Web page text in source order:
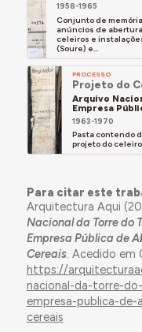
1958-1965
Conjunto de
anúncios de
celeiros e
(Soure) e...
PROCESSO
Projeto do
Arquivo
Empresa
1963-1970
Pasta contendo
projeto do celeiro
Para citar este
Arquitectura Aqui
Nacional da Torre do
Empresa Pública de
Cereais. Acedido em
https://
nacional-da-torre-
empresa-publica-
cereais